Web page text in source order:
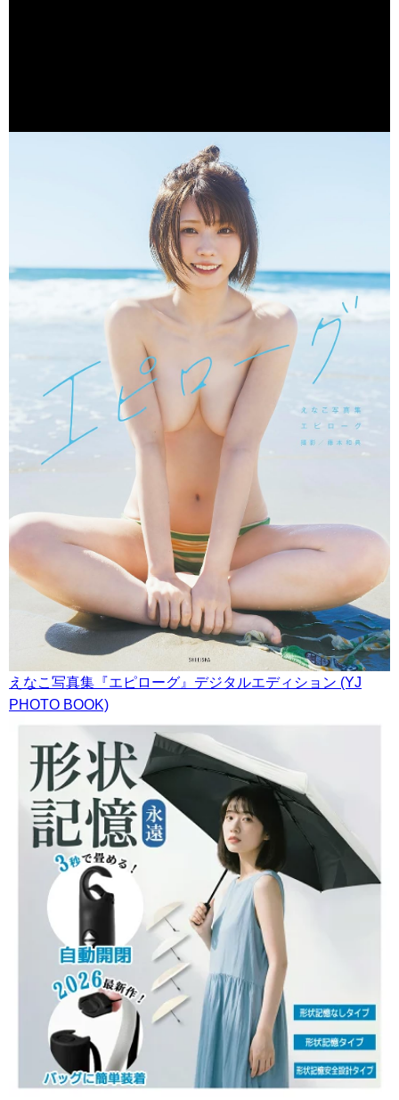
えなこ写真集『エピローグ』デジタルエディション (YJ
PHOTO BOOK)